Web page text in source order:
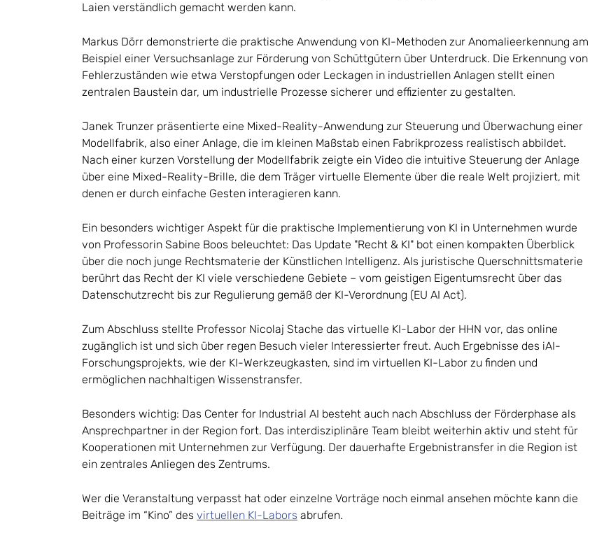
Laien verständlich gemacht werden kann.
Markus Dörr demonstrierte die praktische Anwendung von KI-Methoden zur Anomalieerkennung am
Beispiel einer Versuchsanlage zur Förderung von Schüttgütern über Unterdruck. Die Erkennung von
Fehlerzuständen wie etwa Verstopfungen oder Leckagen in industriellen Anlagen stellt einen
zentralen Baustein dar, um industrielle Prozesse sicherer und effizienter zu gestalten.
Janek Trunzer präsentierte eine Mixed-Reality-Anwendung zur Steuerung und Überwachung einer
Modellfabrik, also einer Anlage, die im kleinen Maßstab einen Fabrikprozess realistisch abbildet.
Nach einer kurzen Vorstellung der Modellfabrik zeigte ein Video die intuitive Steuerung der Anlage
über eine Mixed-Reality-Brille, die dem Träger virtuelle Elemente über die reale Welt projiziert, mit
denen er durch einfache Gesten interagieren kann.
Ein besonders wichtiger Aspekt für die praktische Implementierung von KI in Unternehmen wurde
von Professorin Sabine Boos beleuchtet: Das Update "Recht & KI" bot einen kompakten Überblick
über die noch junge Rechtsmaterie der Künstlichen Intelligenz. Als juristische Querschnittsmaterie
berührt das Recht der KI viele verschiedene Gebiete – vom geistigen Eigentumsrecht über das
Datenschutzrecht bis zur Regulierung gemäß der KI-Verordnung (EU AI Act).
Zum Abschluss stellte Professor Nicolaj Stache das virtuelle KI-Labor der HHN vor, das online
zugänglich ist und sich über regen Besuch vieler Interessierter freut. Auch Ergebnisse des iAI-
Forschungsprojekts, wie der KI-Werkzeugkasten, sind im virtuellen KI-Labor zu finden und
ermöglichen nachhaltigen Wissenstransfer.
Besonders wichtig: Das Center for Industrial AI besteht auch nach Abschluss der Förderphase als
Ansprechpartner in der Region fort. Das interdisziplinäre Team bleibt weiterhin aktiv und steht für
Kooperationen mit Unternehmen zur Verfügung. Der dauerhafte Ergebnistransfer in die Region ist
ein zentrales Anliegen des Zentrums.
Wer die Veranstaltung verpasst hat oder einzelne Vorträge noch einmal ansehen möchte kann die
Beiträge im “Kino” des virtuellen KI-Labors abrufen.